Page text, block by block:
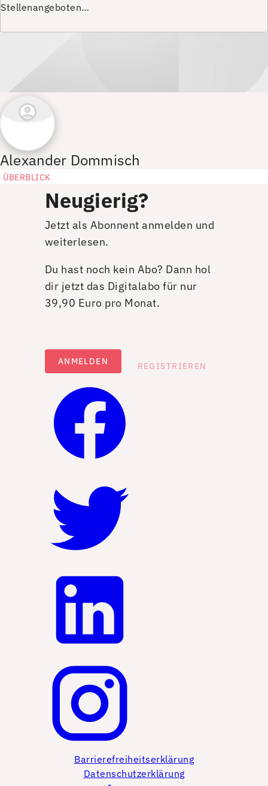
Stellenangeboten…
Alexander Dommisch
ÜBERBLICK
Neugierig?
Jetzt als Abonnent anmelden und
weiterlesen.
Du hast noch kein Abo? Dann hol
dir jetzt das Digitalabo für nur
39,90 Euro pro Monat.
ANMELDEN REGISTRIEREN
Barrierefreiheitserklärung
Datenschutzerklärung